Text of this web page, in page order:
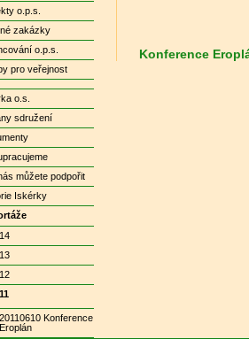
o.p.s.
zakázky
o.p.s.
pro veřejnost
o.s.
sdružení
můžete podpořit
Iskérky
20110610 Konference
Eroplán
Konference